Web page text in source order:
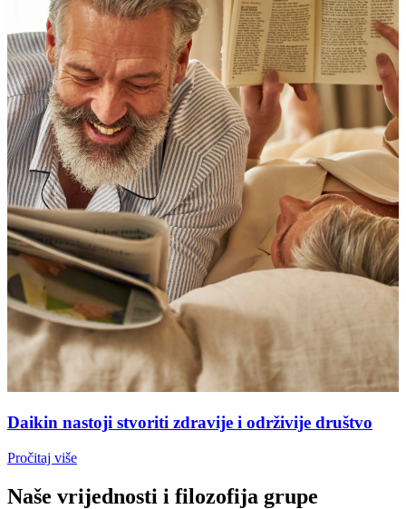
Daikin nastoji stvoriti zdravije i održivije društvo
Pročitaj više
Naše vrijednosti i filozofija grupe